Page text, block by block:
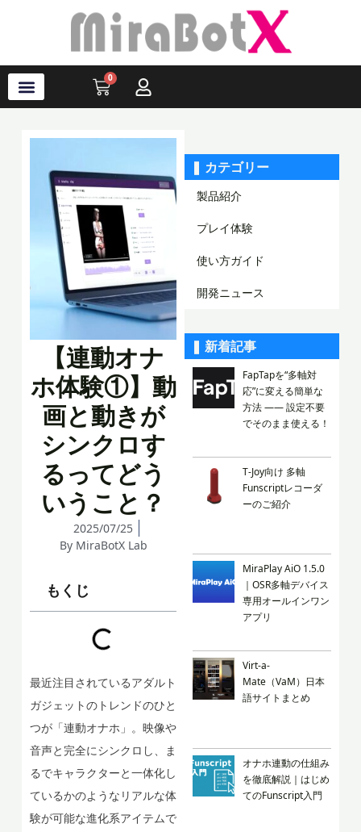
ス
ッ
0
Cart
【連動オナ
ホ体験①】動
画と動きが
シンクロす
るってどう
いうこと？
2025/07/25
ByMiraBotX Lab
もくじ
最近注目されているアダルト
ガジェットのトレンドのひと
つが「連動オナホ」。映像や
音声と完全にシンクロし、ま
るでキャラクターと一体化し
ているかのようなリアルな体
験が可能な進化系アイテムで
❚ カテゴリー
製品紹介
プレイ体験
使い方ガイド
開発ニュース
❚ 新着記事
FapTapを“多軸対
応”に変える簡単な
方法 —— 設定不要
でそのまま使える！
T-Joy向け 多軸
Funscriptレコーダ
ーのご紹介
MiraPlay AiO 1.5.0
｜OSR多軸デバイス
専用オールインワン
アプリ
Virt-a-
Mate（VaM）日本
語サイトまとめ
オナホ連動の仕組み
を徹底解説｜はじめ
てのFunscript入門